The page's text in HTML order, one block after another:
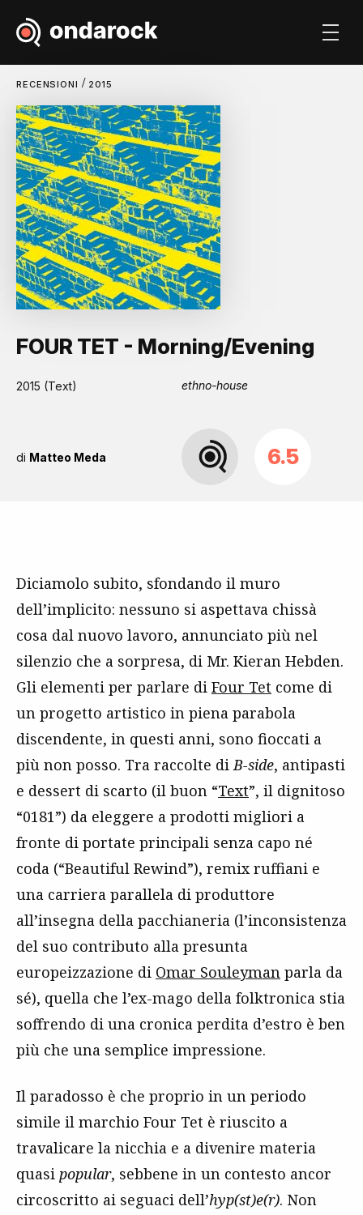
RECENSIONI / 2015
FOUR TET - Morning/Evening
2015 (Text) ethno-house
di Matteo Meda 6.5
Diciamolo subito, sfondando il muro
dell’implicito: nessuno si aspettava chissà
cosa dal nuovo lavoro, annunciato più nel
silenzio che a sorpresa, di Mr. Kieran Hebden.
Gli elementi per parlare di Four Tet come di
un progetto artistico in piena parabola
discendente, in questi anni, sono fioccati a
più non posso. Tra raccolte diB-side, antipasti
e dessert di scarto (il buon “Text”, il dignitoso
“0181”) da eleggere a prodotti migliori a
fronte di portate principali senza capo né
coda (“Beautiful Rewind”), remix ruffiani e
una carriera parallela di produttore
all’insegna della pacchianeria (l’inconsistenza
del suo contributo alla presunta
europeizzazione di Omar Souleyman parla da
sé), quella che l’ex-mago della folktronica stia
soffrendo di una cronica perdita d’estro è ben
più che una semplice impressione.
Il paradosso è che proprio in un periodo
simile il marchio Four Tet è riuscito a
travalicare la nicchia e a divenire materia
quasi popular, sebbene in un contesto ancor
circoscritto ai seguaci dell’hyp(st)e(r). Non